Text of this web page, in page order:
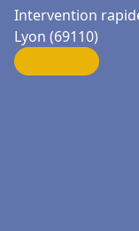
Intervention
Lyon (69110)